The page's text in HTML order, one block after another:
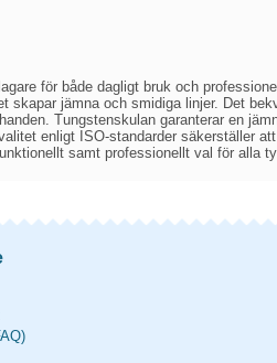
för både dagligt bruk och
jämna och smidiga linjer. Det
Tungstenskulan garanterar en
enligt ISO-standarder säkerställer
samt professionellt val för alla